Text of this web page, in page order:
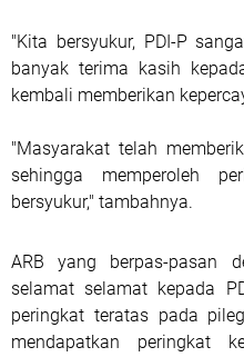
"Kita bersyukur, PDI-P
banyak terima kasih
kembali memberikan
"Masyarakat telah
sehingga memperoleh
bersyukur," tambahnya.
ARB yang berpas-pasan
selamat selamat kepada
peringkat teratas pada
mendapatkan